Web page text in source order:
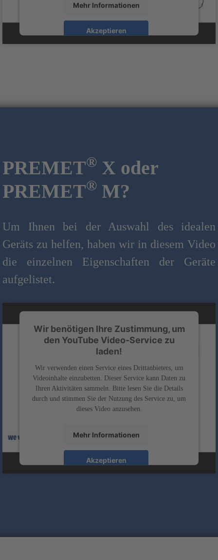
Mehr Informationen
Akzeptieren
PREMET® X oder
PREMET® M?
Um Ihnen bei der Auswahl des idealen
Geräts zu helfen, haben wir in diesem Video
die einzelnen Eigenschaften der Geräte
aufgelistet.
Wir benötigen Ihre Zustimmung, um
den YouTube Video-Service zu
laden!
Wir verwenden einen Service eines Drittanbieters, um
Videoinhalte einzubetten. Dieser Service kann Daten zu
Ihren Aktivitäten sammeln. Bitte lesen Sie die Details
durch und stimmen Sie der Nutzung des Service zu, um
dieses Video anzusehen.
Mehr Informationen
Akzeptieren